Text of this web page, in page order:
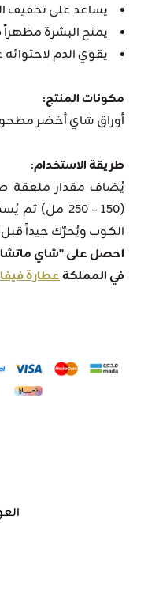
يساعد على تخفيف
يمنح البشرة
يقوي الدم
مكونات المنتج:
أوراق شاي أخضر مطحون
طريقة الاستخدام:
يُضاف مقدار ملعقة
(150 – 250
الكوب ويُحرّك جيداً
في المملكةعطارة فيفا